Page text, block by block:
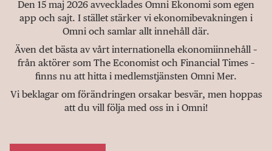
Den 15 maj 2026 avvecklades Omni Ekonomi som egen
app och sajt. I stället stärker vi ekonomibevakningen i
Omni och samlar allt innehåll där.
Även det bästa av vårt internationella ekonomiinnehåll –
från aktörer som The Economist och Financial Times –
finns nu att hitta i medlemstjänsten Omni Mer.
Vi beklagar om förändringen orsakar besvär, men hoppas
att du vill följa med oss in i Omni!